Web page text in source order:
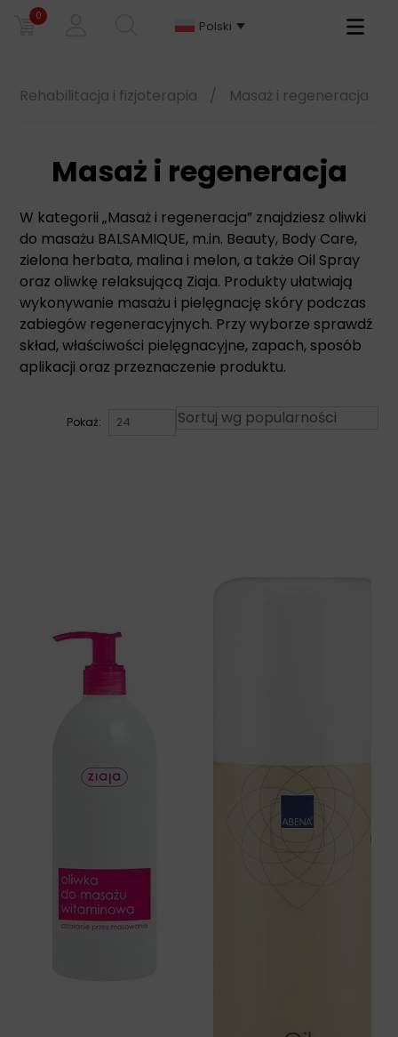
0
Polski
Primary
Rehabilitacja i fizjoterapia / Masaż i regeneracja
Masaż i regeneracja
W kategorii „Masaż i regeneracja” znajdziesz oliwki
do masażu BALSAMIQUE, m.in. Beauty, Body Care,
zielona herbata, malina i melon, a także Oil Spray
oraz oliwkę relaksującą Ziaja. Produkty ułatwiają
wykonywanie masażu i pielęgnację skóry podczas
zabiegów regeneracyjnych. Przy wyborze sprawdź
skład, właściwości pielęgnacyjne, zapach, sposób
aplikacji oraz przeznaczenie produktu.
Pokaż: